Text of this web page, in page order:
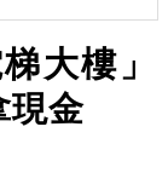
大樓」
現金